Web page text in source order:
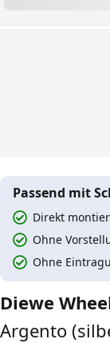
Passend mit
Direkt
Ohne
Ohne
Diewe
Argento